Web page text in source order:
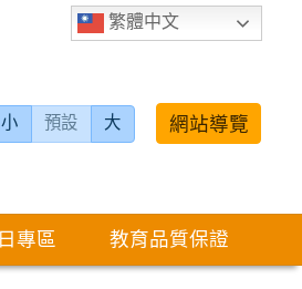
繁體中文
小 預設 大 網站導覽
專區 教育品質保證